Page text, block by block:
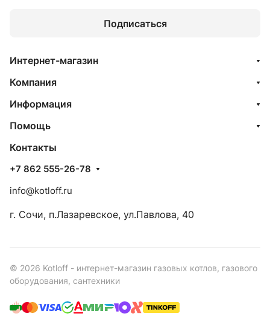
Подписаться
Интернет-магазин
Компания
Информация
Помощь
Контакты
+7 862 555-26-78
info@kotloff.ru
г. Сочи, п.Лазаревское, ул.Павлова, 40
© 2026 Kotloff - интернет-магазин газовых котлов, газового
оборудования, сантехники